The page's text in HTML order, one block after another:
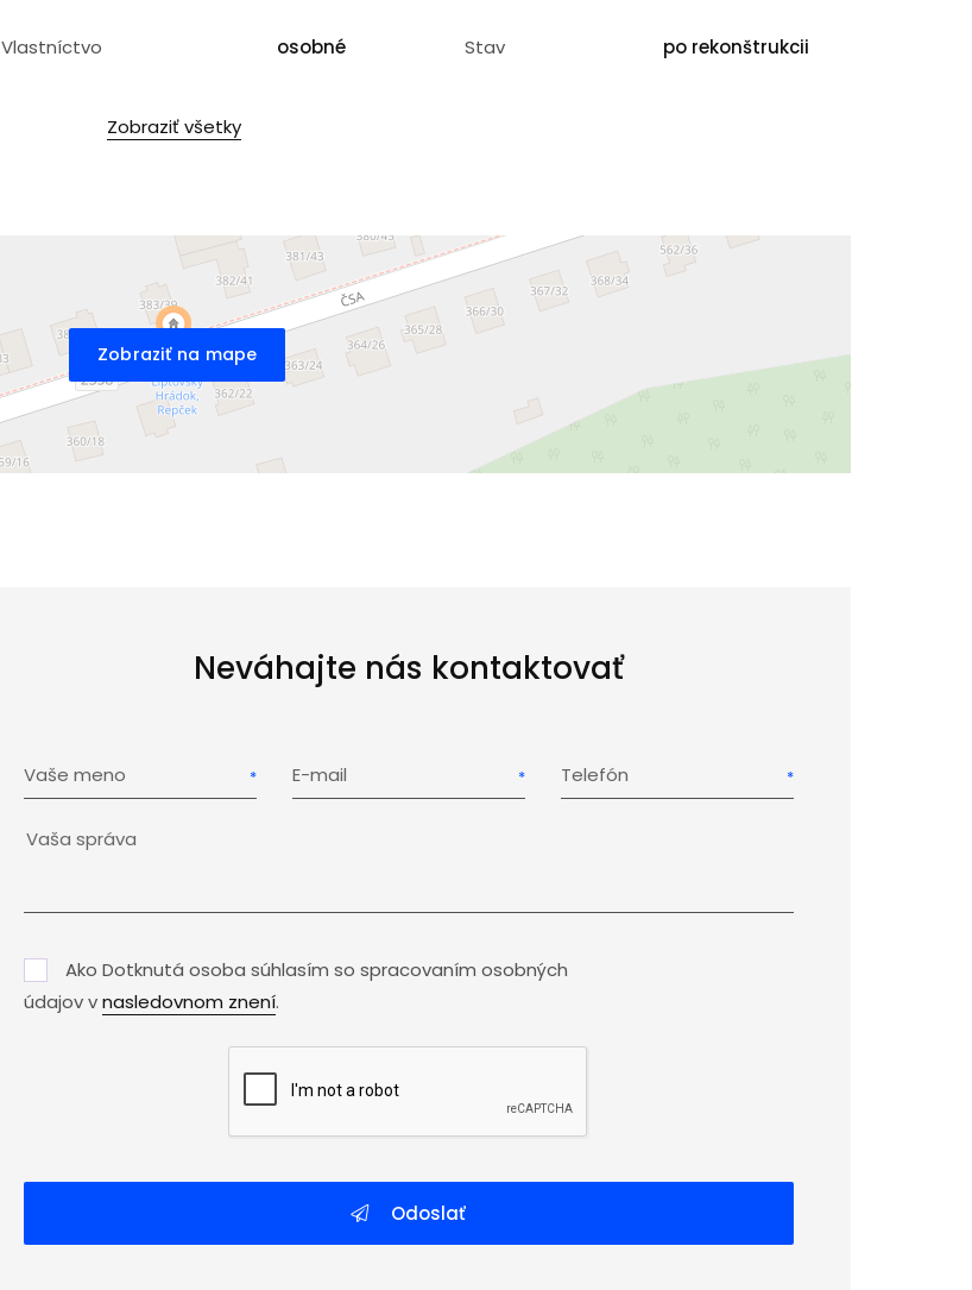
Vlastníctvo osobné Stav po rekonštrukcii
Zobraziť všetky
Zobraziť na mape
Neváhajte nás kontaktovať
Vaše meno E-mail Telefón
Ako Dotknutá osoba súhlasím so spracovaním osobných
údajov vnasledovnom znení.
Odoslať